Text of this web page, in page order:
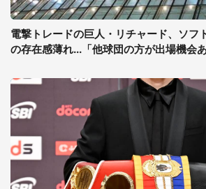
電撃トレードの巨人・リチャード、ソフ
の存在感薄れ...「他球団の方が出場機会